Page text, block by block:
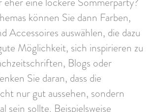
können Sie dann Farben,
Accessoires auswählen, die dazu
Möglichkeit, sich inspirieren zu
Blogs oder
Sie daran, dass die
nur gut aussehen, sondern
sein sollte. Beispielsweise